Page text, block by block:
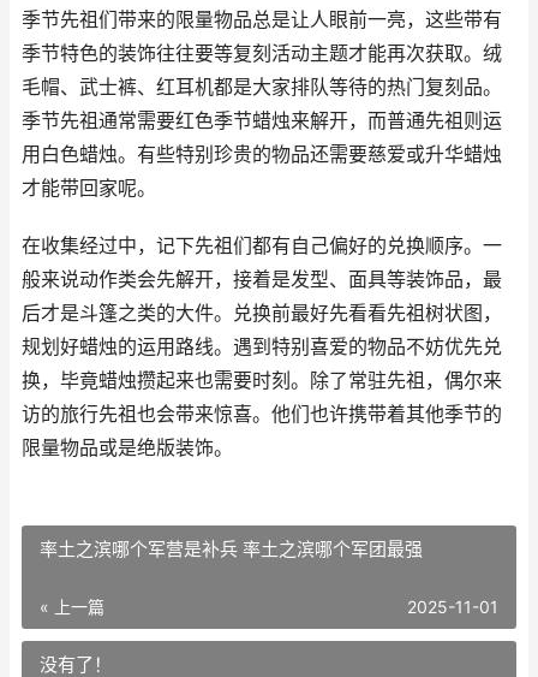
季节先祖们带来的限量物品总是让人眼前一亮，这些带有
季节特色的装饰往往要等复刻活动主题才能再次获取。绒
毛帽、武士裤、红耳机都是大家排队等待的热门复刻品。
季节先祖通常需要红色季节蜡烛来解开，而普通先祖则运
用白色蜡烛。有些特别珍贵的物品还需要慈爱或升华蜡烛
才能带回家呢。
在收集经过中，记下先祖们都有自己偏好的兑换顺序。一
般来说动作类会先解开，接着是发型、面具等装饰品，最
后才是斗篷之类的大件。兑换前最好先看看先祖树状图，
规划好蜡烛的运用路线。遇到特别喜爱的物品不妨优先兑
换，毕竟蜡烛攒起来也需要时刻。除了常驻先祖，偶尔来
访的旅行先祖也会带来惊喜。他们也许携带着其他季节的
限量物品或是绝版装饰。
率土之滨哪个军营是补兵 率土之滨哪个军团最强
« 上一篇 2025-11-01
没有了！